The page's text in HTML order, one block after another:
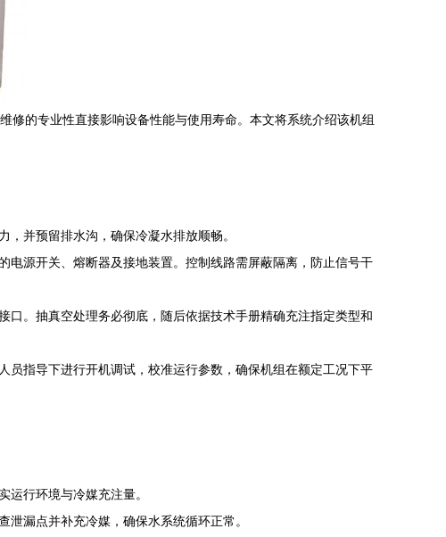
修的专业性直接影响设备性能与使用寿命。本文将系统介绍该机组
并预留排水沟，确保冷凝水排放顺畅。
电源开关、熔断器及接地装置。控制线路需屏蔽隔离，防止信号干
口。抽真空处理务必彻底，随后依据技术手册精确充注指定类型和
指导下进行开机调试，校准运行参数，确保机组在额定工况下平
运行环境与冷媒充注量。
漏点并补充冷媒，确保水系统循环正常。